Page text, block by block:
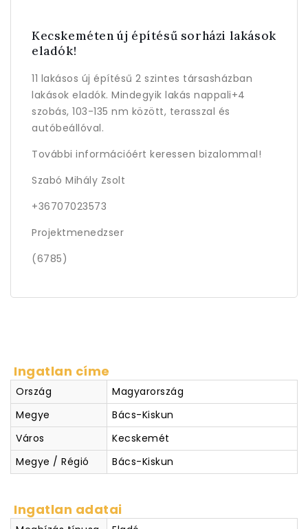
Kecskeméten új építésű sorházi lakások
eladók!
11 lakásos új építésű 2 szintes társasházban
lakások eladók. Mindegyik lakás nappali+4
szobás, 103-135 nm között, terasszal és
autóbeállóval.
További információért keressen bizalommal!
Szabó Mihály Zsolt
+36707023573
Projektmenedzser
(6785)
Ingatlan címe
Ország
Magyarország
Megye
Bács-Kiskun
Város
Kecskemét
Megye / Régió
Bács-Kiskun
Ingatlan adatai